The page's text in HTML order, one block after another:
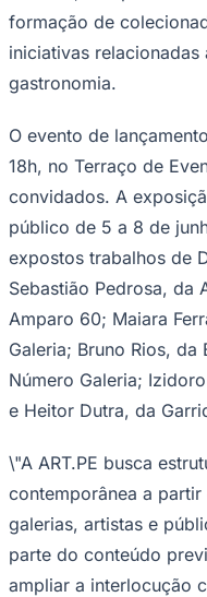
formação de
iniciativas
gastronomia.
O evento de
18h, no Terraço de
convidados. A
público de 5 a 8 de
expostos trabalhos de
Sebastião Pedrosa, da
Amparo 60; Maiara
Galeria; Bruno Rios,
Número Galeria;
e Heitor Dutra, da
\"A ART.PE busca
contemporânea a
galerias, artistas e
parte do conteúdo
ampliar a interlocução